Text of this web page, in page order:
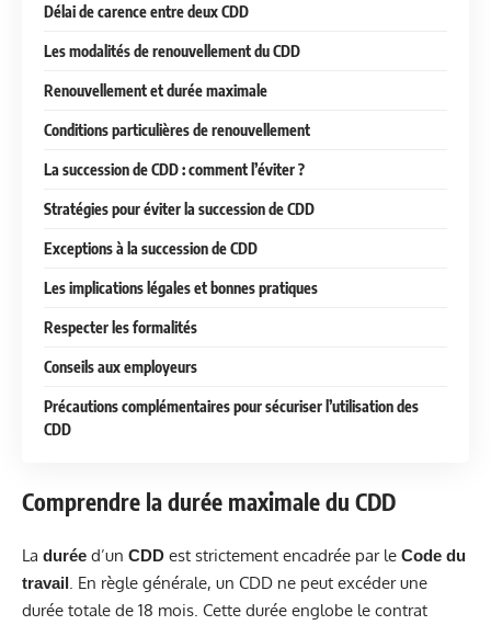
Délai de carence entre deux CDD
Les modalités de renouvellement du CDD
Renouvellement et durée maximale
Conditions particulières de renouvellement
La succession de CDD : comment l’éviter ?
Stratégies pour éviter la succession de CDD
Exceptions à la succession de CDD
Les implications légales et bonnes pratiques
Respecter les formalités
Conseils aux employeurs
Précautions complémentaires pour sécuriser l’utilisation des
CDD
Comprendre la durée maximale du CDD
La durée d’un CDD est strictement encadrée par le Code du
travail . En règle générale, un CDD ne peut excéder une
durée totale de 18 mois. Cette durée englobe le contrat